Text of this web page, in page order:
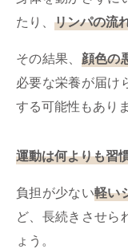
たり、 リンパの流
その結果、 顔色の
必要な栄養が届け
する可能性もあり
運動は何よりも習
負担が少ない軽い
ど、長続きさせら
ょう。